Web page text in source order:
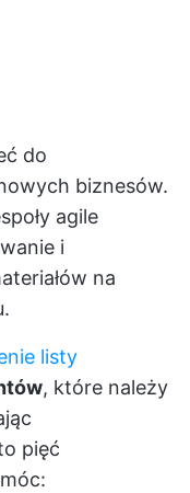
do
biznesów.
agile
i
na
listy
, które należy
pięć